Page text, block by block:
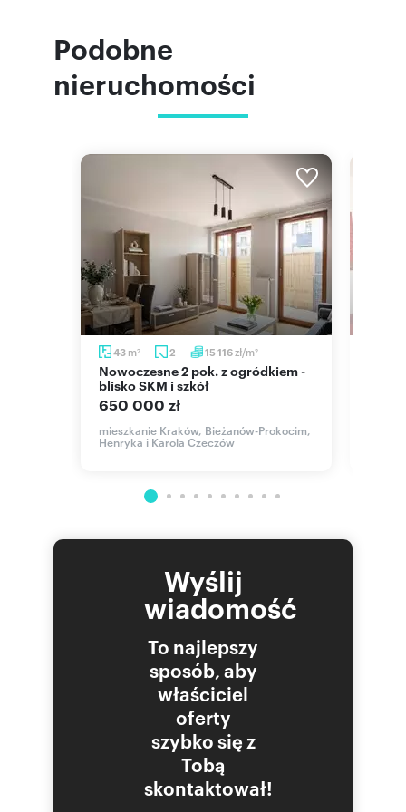
Podobne
nieruchomości
43 m2 2 15 116zł/m2
Nowoczesne 2 pok. z ogródkiem -
blisko SKM i szkół
650 000 zł
mieszkanie Kraków, Bieżanów-Prokocim,
Henryka i Karola Czeczów
Wyślij
wiadomość
To najlepszy
sposób, aby
właściciel
oferty
szybko się z
Tobą
skontaktował!